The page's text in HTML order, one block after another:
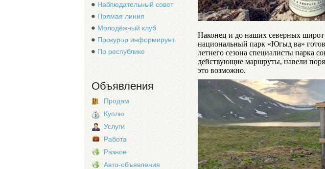
Наблюдательный совет
Прямая линия
Молодёжный клуб
Прокурор информирует
По республике
Объявления
Продам
Куплю
Услуги
Работа
Разное
Авто-объявления
Наконец и до наших северных широт
национальный парк «Югыд ва»
летнего сезона специалисты парка
действующие маршруты, навели
это возможно.